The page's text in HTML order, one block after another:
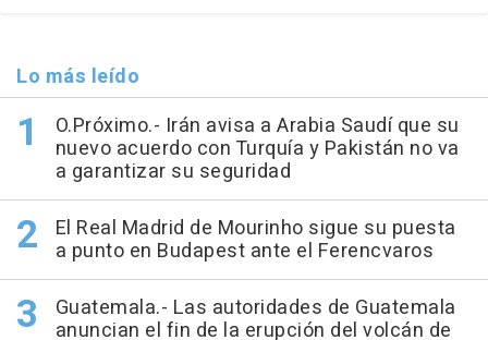
Lo más leído
O.Próximo.- Irán avisa a Arabia Saudí que su
nuevo acuerdo con Turquía y Pakistán no va
a garantizar su seguridad
El Real Madrid de Mourinho sigue su puesta
a punto en Budapest ante el Ferencvaros
Guatemala.- Las autoridades de Guatemala
anuncian el fin de la erupción del volcán de